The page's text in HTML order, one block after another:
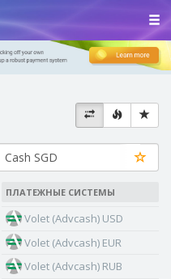
ПЛАТЕЖНЫЕ СИСТЕМЫ
Volet (Advcash) USD
Volet (Advcash) EUR
Volet (Advcash) RUB